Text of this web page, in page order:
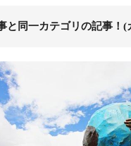
と同一カテゴリの記事！(